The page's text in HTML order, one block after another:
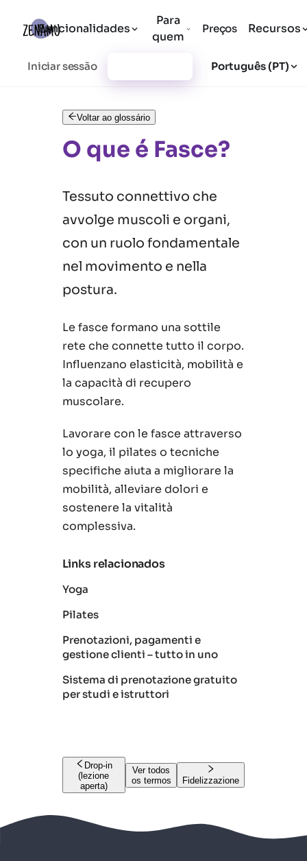
Funcionalidades
Para
quem
Preços Recursos
Iniciar sessão Português (PT)
Voltar ao glossário
O que é Fasce?
Tessuto connettivo che
avvolge muscoli e organi,
con un ruolo fondamentale
nel movimento e nella
postura.
Le fasce formano una sottile
rete che connette tutto il corpo.
Influenzano elasticità, mobilità e
la capacità di recupero
muscolare.
Lavorare con le fasce attraverso
lo yoga, il pilates o tecniche
specifiche aiuta a migliorare la
mobilità, alleviare dolori e
sostenere la vitalità
complessiva.
Links relacionados
Yoga
Pilates
Prenotazioni, pagamenti e
gestione clienti – tutto in uno
Sistema di prenotazione gratuito
per studi e istruttori
Drop-in
(lezione
aperta)
Ver todos
os termos
Fidelizzazione